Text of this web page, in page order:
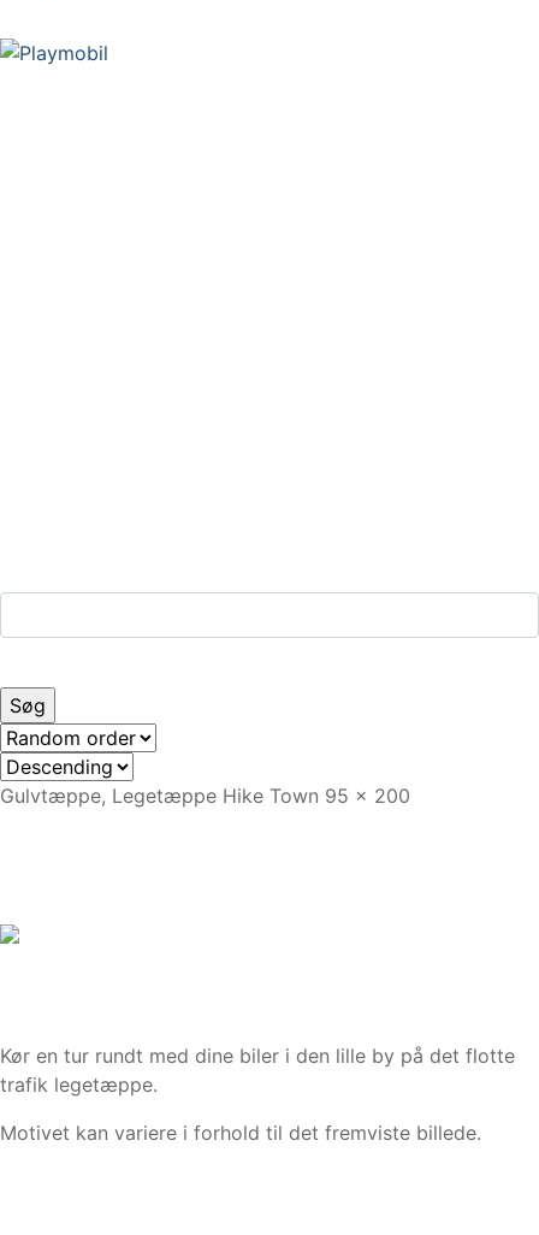
Gulvtæppe, Legetæppe Hike Town 95 x 200
Kør en tur rundt med dine biler i den lille by på det flotte
trafik legetæppe.
Motivet kan variere i forhold til det fremviste billede.